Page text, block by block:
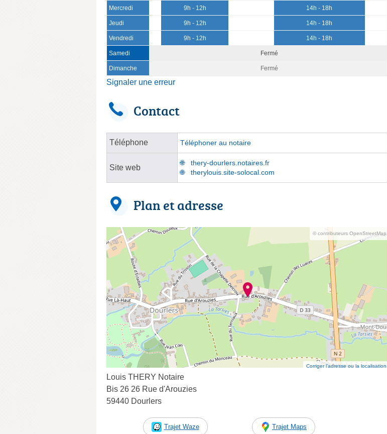
Mercredi 9h - 12h 14h - 18h
Jeudi 9h - 12h 14h - 18h
Vendredi 9h - 12h 14h - 18h
Samedi Fermé
Dimanche Fermé
Signaler une erreur
Contact
Téléphone Téléphoner au notaire
Site web
thery-dourlers.notaires.fr
therylouis.site-solocal.com
Plan et adresse
© contributeurs OpenStreetMap
Corriger l’adresse ou la localisation
Louis THERY Notaire
Bis 26 26 Rue d'Arouzies
59440 Dourlers
Trajet Waze Trajet Maps